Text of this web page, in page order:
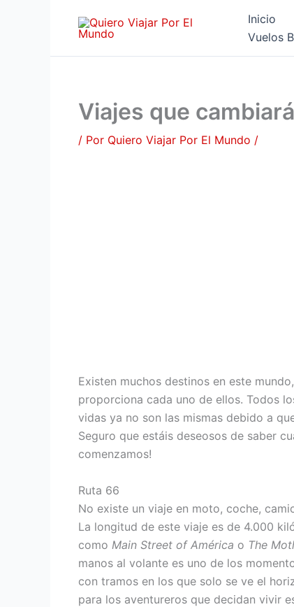
Inicio
Vuelos
Viajes que
/ Por Quiero Viajar Por El Mundo /
Existen muchos destinos en este
proporciona cada uno de ellos. Todos
vidas ya no son las mismas debido a
Seguro que estáis deseosos de saber
comenzamos!
Ruta 66
No existe un viaje en moto, coche,
La longitud de este viaje es de 4.000
como Main Street of América o The
manos al volante es uno de los
con tramos en los que solo se ve el
para los aventureros que decidan vivir